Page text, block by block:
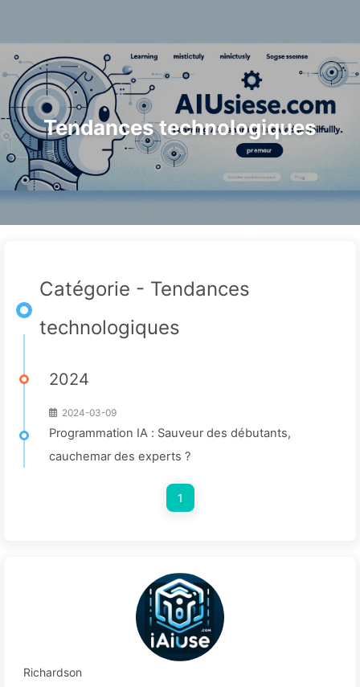
Tendances technologiques
Catégorie - Tendances
technologiques
2024
2024-03-09
Programmation IA : Sauveur des débutants,
cauchemar des experts ?
1
Richardson